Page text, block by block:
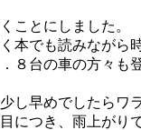
ことにしました
本でも読みながら
８台の車の方々も
し早めでしたらワ
につき、雨上がり